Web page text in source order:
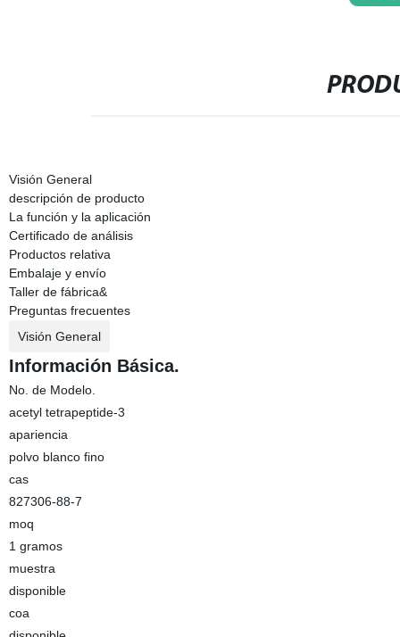
Visión General
descripción de producto
La función y la aplicación
Certificado de análisis
Productos relativa
Embalaje y envío
Taller de fábrica&
Preguntas frecuentes
Visión General
Información Básica.
No. de Modelo.
acetyl tetrapeptide-3
apariencia
polvo blanco fino
cas
827306-88-7
moq
1 gramos
muestra
disponible
coa